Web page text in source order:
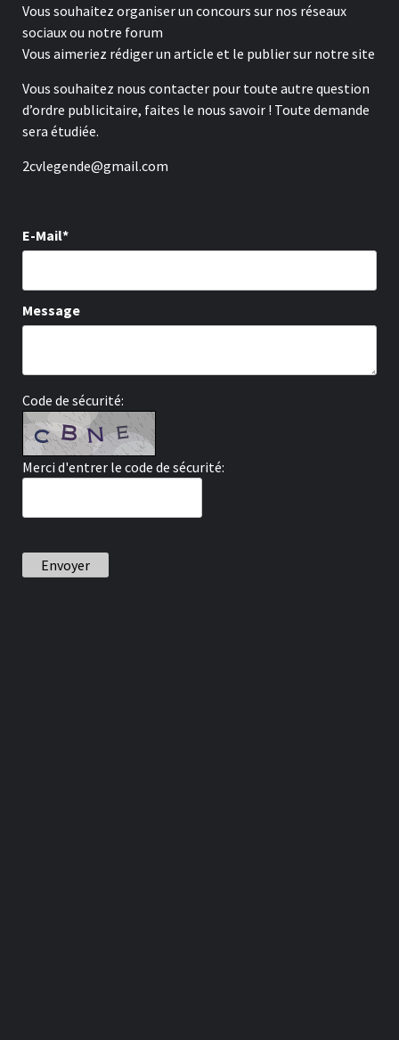
Vous souhaitez organiser un concours sur nos réseaux
sociaux ou notre forum
Vous aimeriez rédiger un article et le publier sur notre site
Vous souhaitez nous contacter pour toute autre question
d’ordre publicitaire, faites le nous savoir ! Toute demande
sera étudiée.
2cvlegende@gmail.com
E-Mail*
Message
Code de sécurité:
Merci d'entrer le code de sécurité:
Envoyer